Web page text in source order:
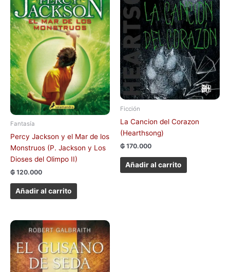
Fantasía
Percy Jackson y el Mar de los
Monstruos (P. Jackson y Los
Dioses del Olimpo II)
₲ 120.000
Añadir al carrito
Ficción
La Cancion del Corazon
(Hearthsong)
₲ 170.000
Añadir al carrito